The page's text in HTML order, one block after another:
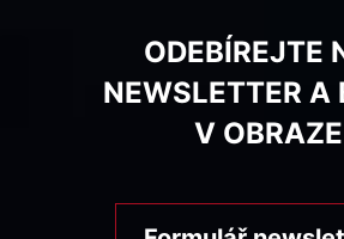
ODEBÍREJTE
NEWSLETTER A
V OBRAZE